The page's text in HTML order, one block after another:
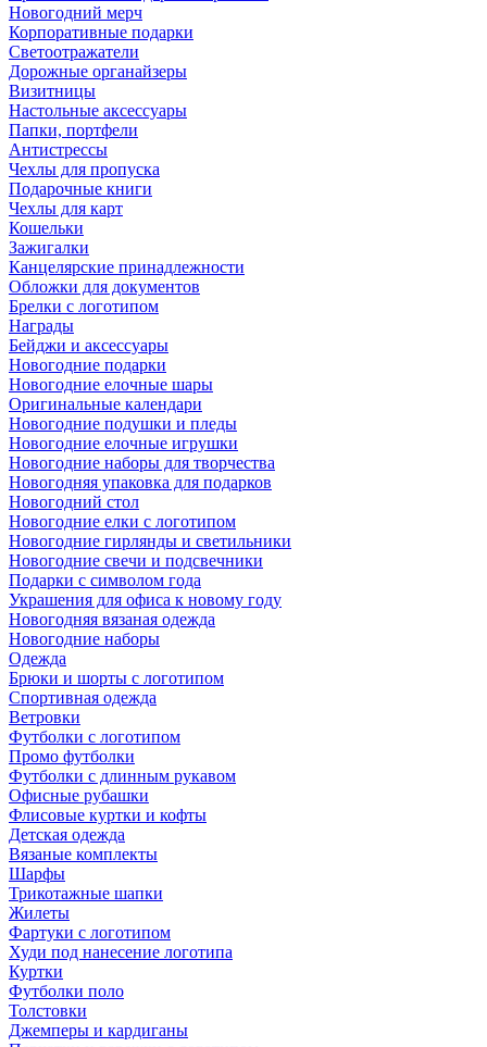
Новогодний мерч
Корпоративные подарки
Светоотражатели
Дорожные органайзеры
Визитницы
Настольные аксессуары
Папки, портфели
Антистрессы
Чехлы для пропуска
Подарочные книги
Чехлы для карт
Кошельки
Зажигалки
Канцелярские принадлежности
Обложки для документов
Брелки с логотипом
Награды
Бейджи и аксессуары
Новогодние подарки
Новогодние елочные шары
Оригинальные календари
Новогодние подушки и пледы
Новогодние елочные игрушки
Новогодние наборы для творчества
Новогодняя упаковка для подарков
Новогодний стол
Новогодние елки с логотипом
Новогодние гирлянды и светильники
Новогодние свечи и подсвечники
Подарки с символом года
Украшения для офиса к новому году
Новогодняя вязаная одежда
Новогодние наборы
Одежда
Брюки и шорты с логотипом
Спортивная одежда
Ветровки
Футболки с логотипом
Промо футболки
Футболки с длинным рукавом
Офисные рубашки
Флисовые куртки и кофты
Детская одежда
Вязаные комплекты
Шарфы
Трикотажные шапки
Жилеты
Фартуки с логотипом
Худи под нанесение логотипа
Куртки
Футболки поло
Толстовки
Джемперы и кардиганы